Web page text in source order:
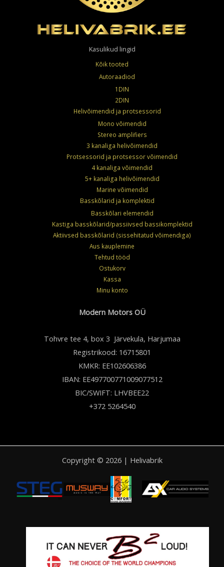
Kasulikud lingid
Kõik tooted
Autoraadiod
1DIN
2DIN
Helivõimendid ja protsessorid
Mono võimendid
Stereo amplifiers
3 kanaliga helivõimendid
Protsessorid ja protsessor võimendid
4 kanaliga võimendid
5+ kanaliga helivõimendid
Marine võimendid
Basskõlarid ja komplektid
Basskõlari elemendid
Kastiga basskõlarid/passiivsed bassikomplektid
Aktiivsed basskõlarid (sissehitatud võimendiga)
Aus kauplemine
Tehtud tööd
Ostukorv
Kassa
Minu konto
Modern Motors OÜ
Tohvre tee 4, box 3 Järvekula, Harjumaa
Registrikood: 16715801
KMKR: EE102606386
IBAN: EE497700771009077512
BIC/SWIFT: LHVBEE22
+372 5264540
Copyright © 2026 | Helivabrik